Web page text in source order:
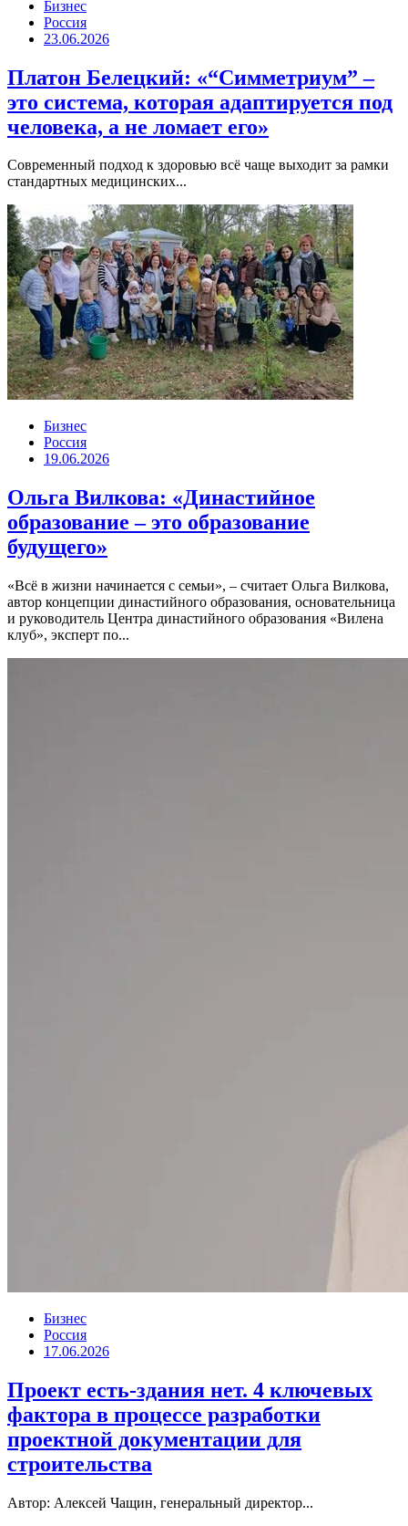
Бизнес
Россия
23.06.2026
Платон Белецкий: «“Симметриум” –
это система, которая адаптируется под
человека, а не ломает его»
Современный подход к здоровью всё чаще выходит за рамки
стандартных медицинских...
Бизнес
Россия
19.06.2026
Ольга Вилкова: «Династийное
образование – это образование
будущего»
«Всё в жизни начинается с семьи», – считает Ольга Вилкова,
автор концепции династийного образования, основательница
и руководитель Центра династийного образования «Вилена
клуб», эксперт по...
Бизнес
Россия
17.06.2026
Проект есть-здания нет. 4 ключевых
фактора в процессе разработки
проектной документации для
строительства
Автор: Алексей Чащин, генеральный директор...